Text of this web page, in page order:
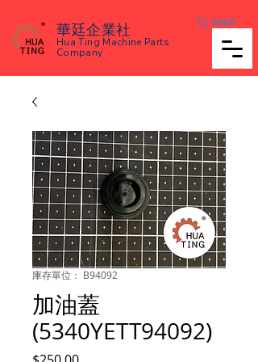
華廷企業社
Hua Ting Machine Parts
Company
購物車
庫存單位： B94092
加油蓋
(5340YETT94092)